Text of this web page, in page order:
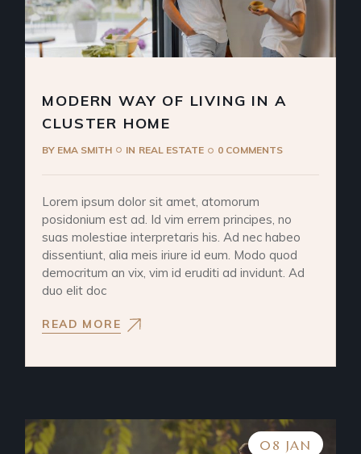
MODERN WAY OF LIVING IN A
CLUSTER HOME
BY EMA SMITH IN REAL ESTATE 0 COMMENTS
Lorem ipsum dolor sit amet, atomorum
posidonium est ad. Id vim errem principes, no
suas molestiae interpretaris his. Ad nec habeo
dissentiunt, alia meis iriure id eum. Modo quod
democritum an vix, vim id eruditi ad invidunt. Ad
duo elit doc
READ MORE
08 JAN